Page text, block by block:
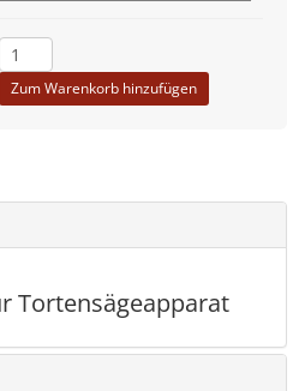
Zum Warenkorb hinzufügen
Tortensägeapparat